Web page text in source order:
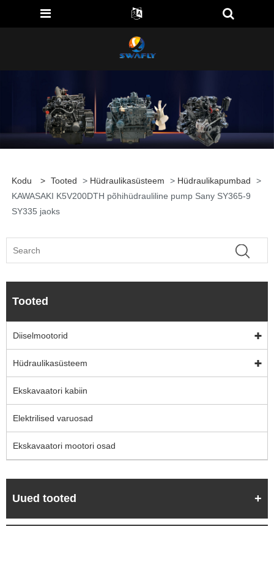
Kodu > Tooted > Hüdraulikasüsteem > Hüdraulikapumbad
>
KAWASAKI K5V200DTH põhihüdrauliline pump Sany SY365-9
SY335 jaoks
Tooted
Diiselmootorid
Hüdraulikasüsteem
Ekskavaatori kabiin
Elektrilised varuosad
Ekskavaatori mootori osad
Uued tooted